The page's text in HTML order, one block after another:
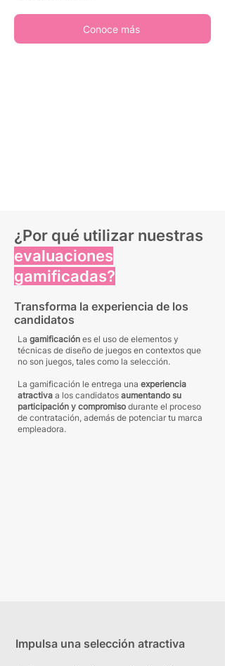
Conoce más
¿Por qué utilizar nuestras
evaluaciones
gamificadas?
Transforma la experiencia de los
candidatos
La gamificación es el uso de elementos y
técnicas de diseño de juegos en contextos que
no son juegos, tales como la selección.
La gamificación le entrega una experiencia
atractiva a los candidatos aumentando su
participación y compromiso durante el proceso
de contratación, además de potenciar tu marca
empleadora.
Impulsa una selección atractiva